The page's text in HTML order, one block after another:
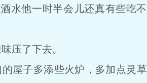
水他一时半会儿还真有些吃不
压了下去。
屋子多添些火炉，多加点灵草